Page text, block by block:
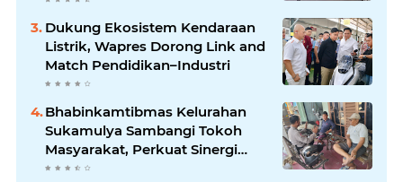
Dukung Ekosistem Kendaraan
Listrik, Wapres Dorong Link and
Match Pendidikan–Industri
Bhabinkamtibmas Kelurahan
Sukamulya Sambangi Tokoh
Masyarakat, Perkuat Sinergi
Jaga Kamtibmas